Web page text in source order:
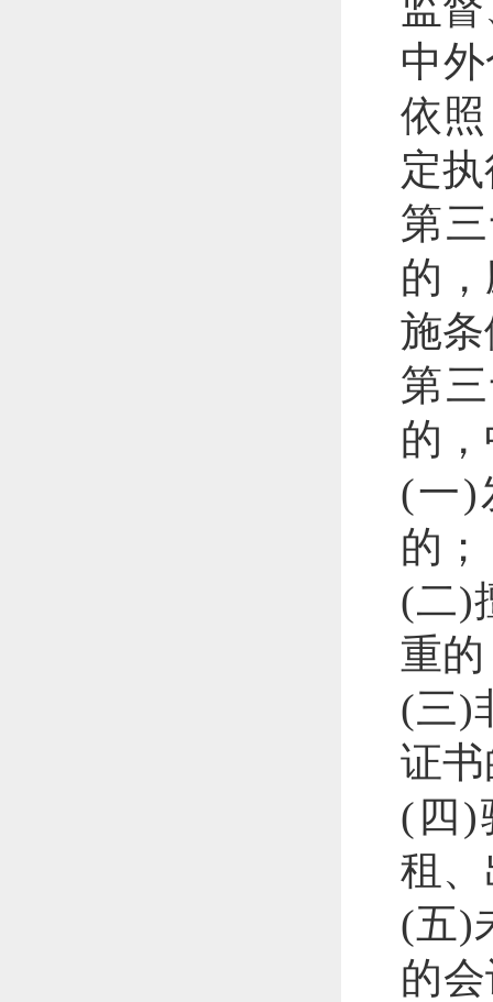
中
依
定
第
的
施
第
的
(一)
的；
(二)
重
(三)
证
(四)
租
(五)
的